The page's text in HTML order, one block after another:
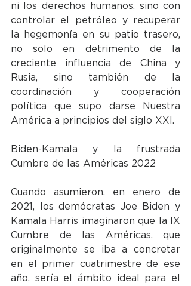
ni los derechos humanos, sino con
controlar el petróleo y recuperar
la hegemonía en su patio trasero,
no solo en detrimento de la
creciente influencia de China y
Rusia, sino también de la
coordinación y cooperación
política que supo darse Nuestra
América a principios del siglo XXI.
Biden-Kamala y la frustrada
Cumbre de las Américas 2022
Cuando asumieron, en enero de
2021, los demócratas Joe Biden y
Kamala Harris imaginaron que la IX
Cumbre de las Américas, que
originalmente se iba a concretar
en el primer cuatrimestre de ese
año, sería el ámbito ideal para el